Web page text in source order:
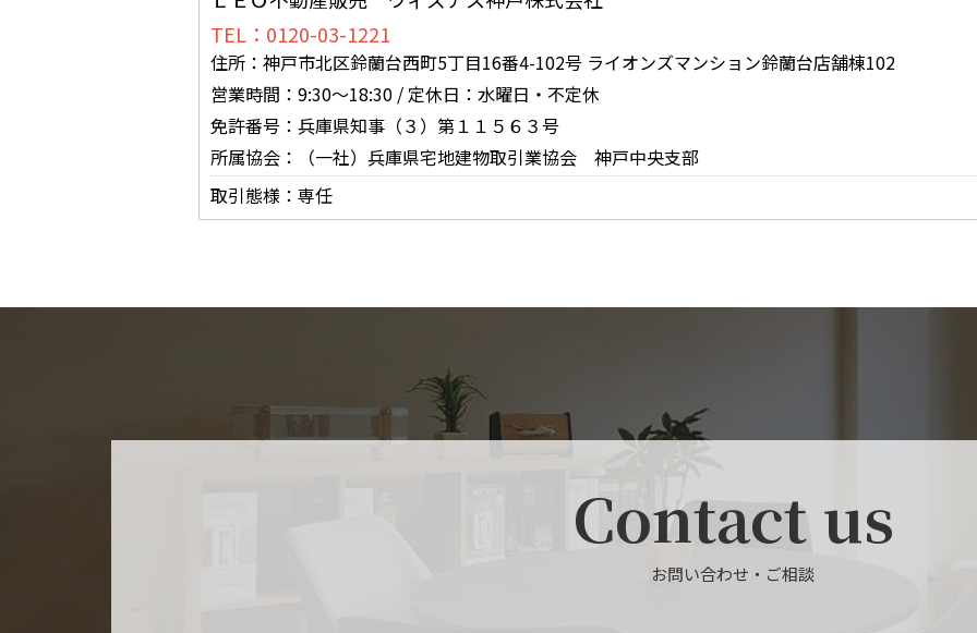
TEL：0120-03-1221
住所：神戸市北区鈴蘭台西町5丁目16番4-102号 ライオンズマンション鈴蘭台店舗棟102
営業時間：9:30～18:30 / 定休日：水曜日・不定休
免許番号：兵庫県知事（３）第１１５６３号
所属協会：（一社）兵庫県宅地建物取引業協会 神戸中央支部
取引態様：専任
Contact us
お問い合わせ・ご相談